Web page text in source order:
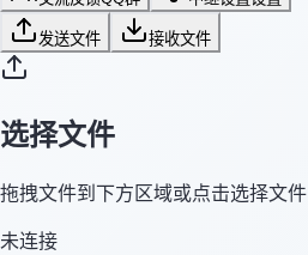
发送文件 接收文件
选择文件
拖拽文件到下方区域或点击选择文件
未连接